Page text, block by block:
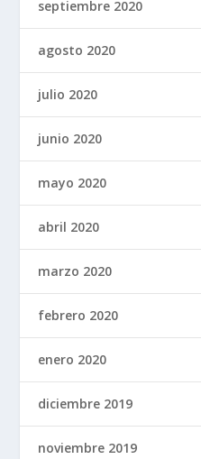
septiembre 2020
agosto 2020
julio 2020
junio 2020
mayo 2020
abril 2020
marzo 2020
febrero 2020
enero 2020
diciembre 2019
noviembre 2019